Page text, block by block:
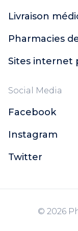
Livraison
Pharmacies
Sites internet
Social Media
Facebook
Instagram
Twitter
© 2026